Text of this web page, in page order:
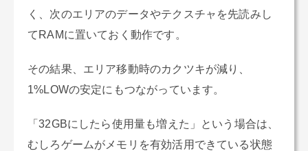
く、次のエリアのデータやテクスチャを先読みし
てRAMに置いておく動作です。
その結果、エリア移動時のカクツキが減り、
1%LOWの安定にもつながっています。
「32GBにしたら使用量も増えた」という場合は、
むしろゲームがメモリを有効活用できている状態